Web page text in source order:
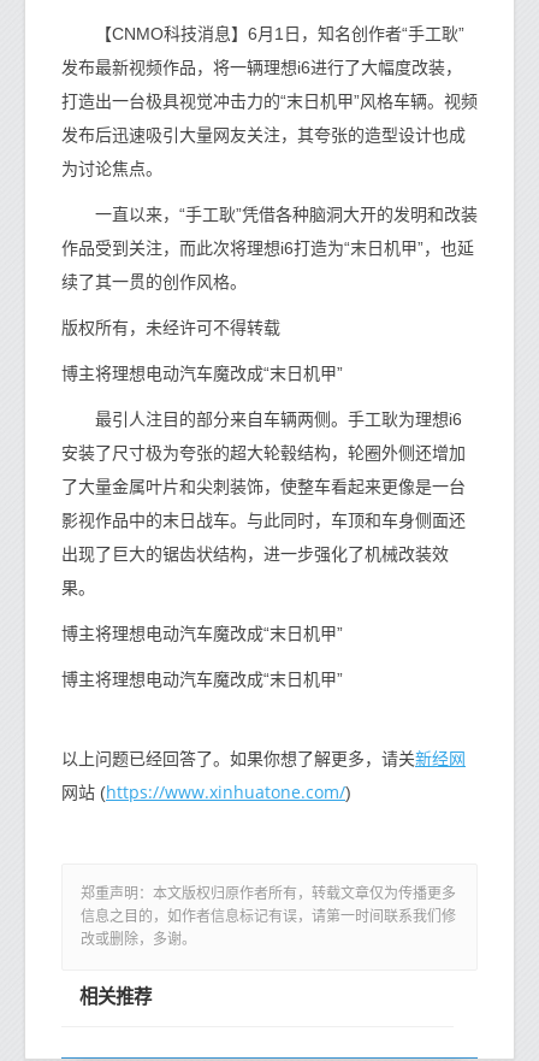
【CNMO科技消息】6月1日，知名创作者“手工耿”
发布最新视频作品，将一辆理想i6进行了大幅度改装，
打造出一台极具视觉冲击力的“末日机甲”风格车辆。视频
发布后迅速吸引大量网友关注，其夸张的造型设计也成
为讨论焦点。
一直以来，“手工耿”凭借各种脑洞大开的发明和改装
作品受到关注，而此次将理想i6打造为“末日机甲”，也延
续了其一贯的创作风格。
版权所有，未经许可不得转载
博主将理想电动汽车魔改成“末日机甲”
最引人注目的部分来自车辆两侧。手工耿为理想i6
安装了尺寸极为夸张的超大轮毂结构，轮圈外侧还增加
了大量金属叶片和尖刺装饰，使整车看起来更像是一台
影视作品中的末日战车。与此同时，车顶和车身侧面还
出现了巨大的锯齿状结构，进一步强化了机械改装效
果。
博主将理想电动汽车魔改成“末日机甲”
博主将理想电动汽车魔改成“末日机甲”
以上问题已经回答了。如果你想了解更多，请关新经网
网站 (https://www.xinhuatone.com/)
郑重声明：本文版权归原作者所有，转载文章仅为传播更多
信息之目的，如作者信息标记有误，请第一时间联系我们修
改或删除，多谢。
相关推荐